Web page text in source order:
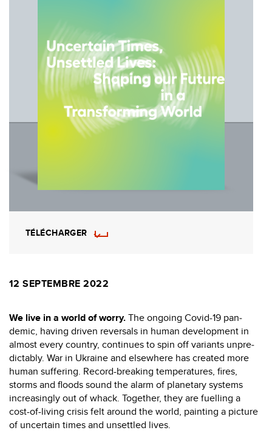
TÉLÉCHARGER
12 SEPTEMBRE 2022
We live in a world of worry.The ongoing Covid-19 pan­
demic, having driven reversals in human development in
almost every country, continues to spin off variants unpre­
dictably. War in Ukraine and elsewhere has created more
human suffering. Record-breaking temperatures, fires,
storms and floods sound the alarm of planetary systems
increasingly out of whack. Together, they are fuelling a
cost-of-living crisis felt around the world, painting a pic­ture
of uncertain times and unsettled lives.